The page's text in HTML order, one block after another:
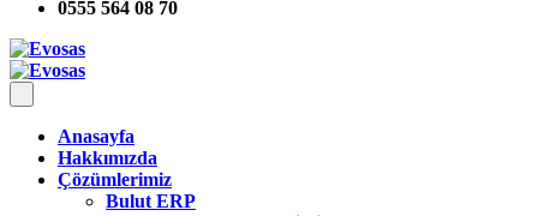
0555 564 08 70
Anasayfa
Hakkımızda
Çözümlerimiz
Bulut ERP